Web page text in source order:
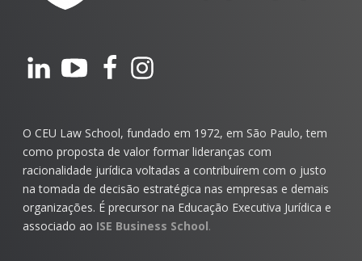
O CEU Law School, fundado em 1972, em São Paulo, tem
como proposta de valor formar lideranças com
racionalidade jurídica voltadas a contribuírem com o justo
na tomada de decisão estratégica nas empresas e demais
organizações. É precursor na Educação Executiva Jurídica e
associado ao ISE Business School.